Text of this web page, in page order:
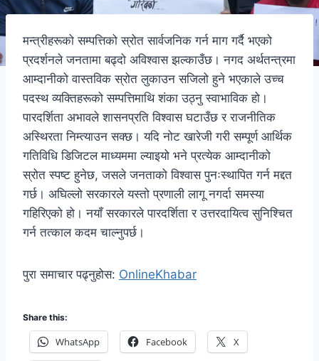
मन्त्रीहरूको सम्पत्तिको स्रोत सार्वजनिक गर्न माग गर्दै भएको
प्रदर्शनले जनतामा बढ्दो अविश्वास झल्काउँछ। नगद अर्थतन्त्रमा
आम्दानीको वास्तविक स्रोत लुकाउन सजिलो हुने भएकाले उच्च
पदस्थ व्यक्तिहरूको सम्पत्तिमाथि शंका उठ्नु स्वाभाविक हो।
पारदर्शिता अभावले शासनप्रति विश्वास घटाउँछ र राजनीतिक
अस्थिरता निम्त्याउन सक्छ। यदि नोट खारेजी गरी सम्पूर्ण आर्थिक
गतिविधि डिजिटल माध्यममा ल्याइयो भने प्रत्येक आम्दानीको
स्रोत स्पष्ट हुनेछ, जसले जनताको विश्वास पुनःस्थापित गर्न मद्दत
गर्छ। अघिल्लो सरकारले यस्तो प्रणाली लागू नगर्दा समस्या
गहिरिएको हो। नयाँ सरकारले पारदर्शिता र उत्तरदायित्व सुनिश्चित
गर्न तत्काल कदम चाल्नुपर्छ।
पुरा समाचार पढ्नुहोस: OnlineKhabar
Share this:
WhatsApp Facebook X